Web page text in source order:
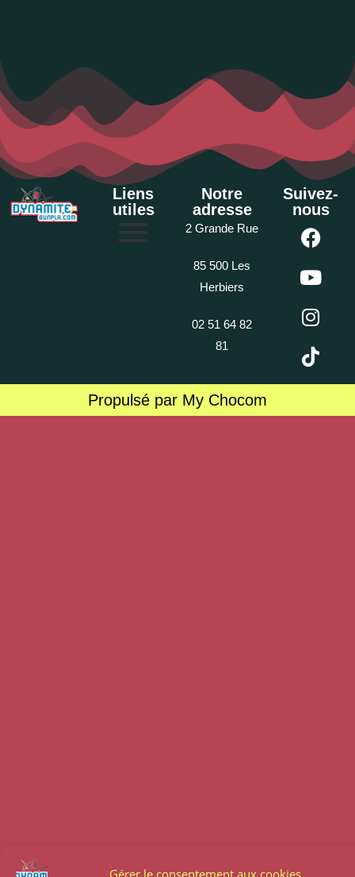
Gérer le consentement aux cookies
Liens
utiles
Notre
adresse
2 Grande Rue
85 500 Les
Herbiers
02 51 64 82
81
Suivez-
nous
Propulsé par My Chocom